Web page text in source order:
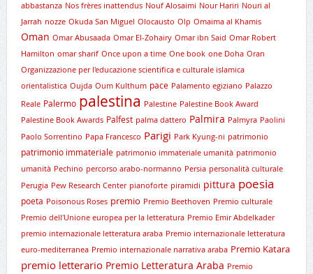
abbastanza Nos frères inattendus Nouf Alosaimi Nour Hariri Nouri al
Jarrah nozze Okuda San Miguel Olocausto Olp Omaima al Khamis
Oman Omar Abusaada Omar El-Zohairy Omar ibn Said Omar Robert
Hamilton omar sharif Once upon a time One book one Doha Oran
Organizzazione per l'educazione scientifica e culturale islamica
orientalistica Oujda Oum Kulthum pace Palamento egiziano Palazzo
Reale Palermo palestina Palestine Palestine Book Award
Palestine Book Awards Palfest palma dattero Palmira Palmyra Paolini
Paolo Sorrentino Papa Francesco Parigi Park Kyung-ni patrimonio
patrimonio immateriale patrimonio immateriale umanità patrimonio
umanità Pechino percorso arabo-normanno Persia personalità culturale
Perugia Pew Research Center pianoforte piramidi pittura poesia
poeta Poisonous Roses premio Premio Beethoven Premio culturale
Premio dell'Unione europea per la letteratura Premio Emir Abdelkader
premio internazionale letteratura araba Premio internazionale letteratura
euro-mediterranea Premio internazionale narrativa araba Premio Katara
premio letterario Premio Letteratura Araba Premio